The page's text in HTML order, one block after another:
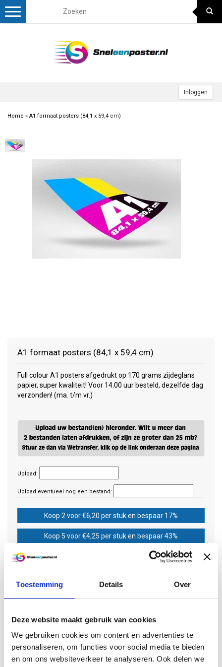
Toestemming Details Over
Deze website maakt gebruik van cookies
We gebruiken cookies om content en advertenties te
personaliseren, om functies voor social media te bieden
en om ons websiteverkeer te analyseren. Ook delen we
Inloggen
Toggle
Home » A1 formaat posters (84,1 x 59,4 cm)
A1 formaat posters (84,1 x 59,4 cm)
Full colour A1 posters afgedrukt op 170 grams zijdeglans
papier, super kwaliteit! Voor 14.00 uur besteld, dezelfde dag
verzonden! (ma. t/m vr.)
Upload:
Upload eventueel nog een bestand:
Koop 2 voor €6,20 per stuk en bespaar 17%
Koop 5 voor €4,25 per stuk en bespaar 43%
Koop 10 voor €3,85 per stuk en bespaar 48%
Koop 50 voor €3,55 per stuk en bespaar 52%
€7,45
Excl. btw
Toevoegen aan winkelwagen